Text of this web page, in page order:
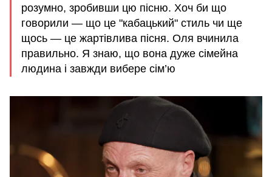
розумно, зробивши цю пісню. Хоч би що
говорили — що це "кабацький" стиль чи ще
щось — це жартівлива пісня. Оля вчинила
правильно. Я знаю, що вона дуже сімейна
людина і завжди вибере сім’ю